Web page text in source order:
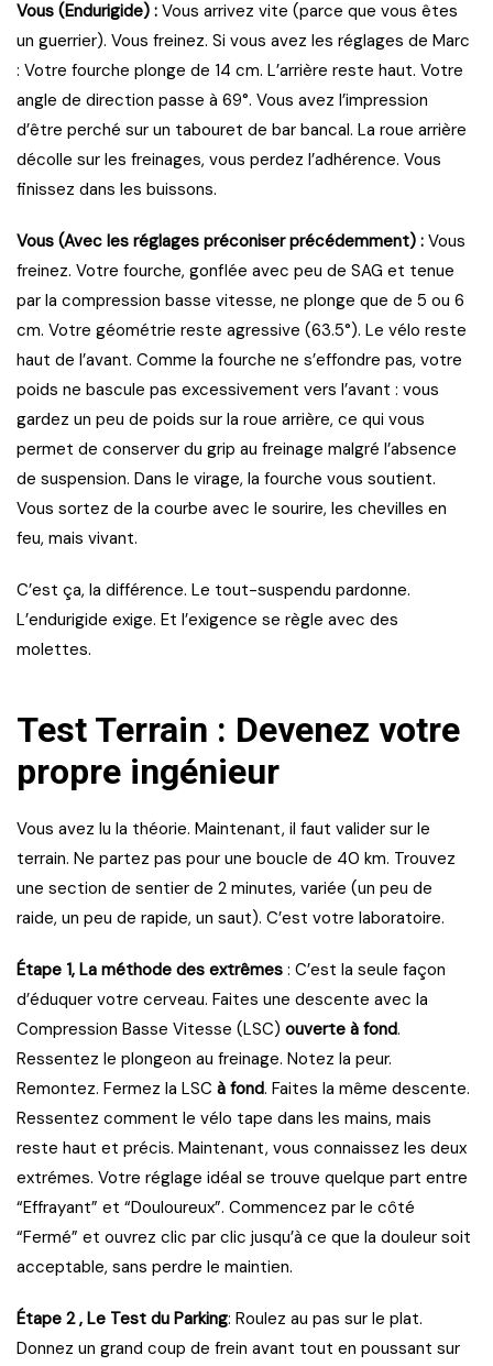
Vous (Endurigide) : Vous arrivez vite (parce que vous êtes
un guerrier). Vous freinez. Si vous avez les réglages de Marc
: Votre fourche plonge de 14 cm. L’arrière reste haut. Votre
angle de direction passe à 69°. Vous avez l’impression
d’être perché sur un tabouret de bar bancal. La roue arrière
décolle sur les freinages, vous perdez l’adhérence. Vous
finissez dans les buissons.
Vous (Avec les réglages préconiser précédemment) : Vous
freinez. Votre fourche, gonflée avec peu de SAG et tenue
par la compression basse vitesse, ne plonge que de 5 ou 6
cm. Votre géométrie reste agressive (63.5°). Le vélo reste
haut de l’avant. Comme la fourche ne s’effondre pas, votre
poids ne bascule pas excessivement vers l’avant : vous
gardez un peu de poids sur la roue arrière, ce qui vous
permet de conserver du grip au freinage malgré l’absence
de suspension. Dans le virage, la fourche vous soutient.
Vous sortez de la courbe avec le sourire, les chevilles en
feu, mais vivant.
C’est ça, la différence. Le tout-suspendu pardonne.
L’endurigide exige. Et l’exigence se règle avec des
molettes.
Test Terrain : Devenez votre
propre ingénieur
Vous avez lu la théorie. Maintenant, il faut valider sur le
terrain. Ne partez pas pour une boucle de 40 km. Trouvez
une section de sentier de 2 minutes, variée (un peu de
raide, un peu de rapide, un saut). C’est votre laboratoire.
Étape 1, La méthode des extrêmes : C’est la seule façon
d’éduquer votre cerveau. Faites une descente avec la
Compression Basse Vitesse (LSC) ouverte à fond.
Ressentez le plongeon au freinage. Notez la peur.
Remontez. Fermez la LSC à fond. Faites la même descente.
Ressentez comment le vélo tape dans les mains, mais
reste haut et précis. Maintenant, vous connaissez les deux
extrémes. Votre réglage idéal se trouve quelque part entre
“Effrayant” et “Douloureux”. Commencez par le côté
“Fermé” et ouvrez clic par clic jusqu’à ce que la douleur soit
acceptable, sans perdre le maintien.
Étape 2 , Le Test du Parking: Roulez au pas sur le plat.
Donnez un grand coup de frein avant tout en poussant sur